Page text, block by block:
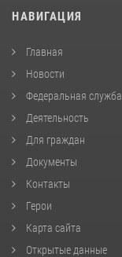
НАВИГАЦИЯ
Главная
Новости
Федеральная служба
Деятельность
Для граждан
Документы
Контакты
Герои
Карта сайта
Открытые данные